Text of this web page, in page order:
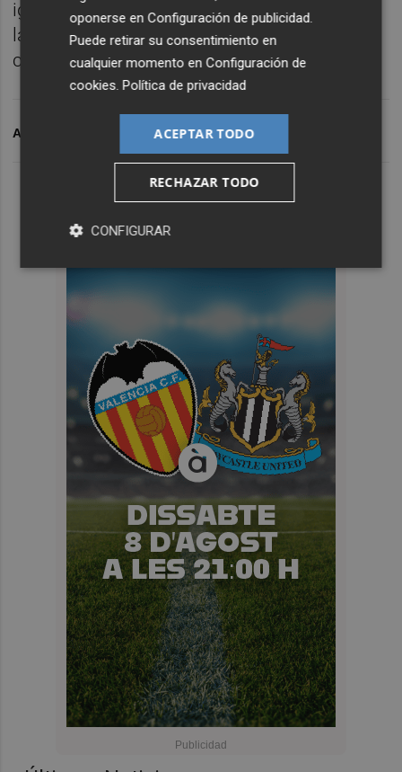
igualdad de oportunidades, el bienestar de
las personas y el desarrollo de una cultura
corporativa diversa e inclusiva.
ARCHIVADO EN BRAUN
oponerse enConfiguración de publicidad.
Puede retirar su consentimiento en
cualquier momento enConfiguración de
cookies.Política de privacidad
ACEPTAR TODO
RECHAZAR TODO
CONFIGURAR